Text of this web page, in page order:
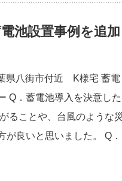
池設置事例を追加
県八街市付近 K様宅 蓄電
Q．蓄電池導入を決意した
ることや、台風のような災
良いと思いました。 Q．